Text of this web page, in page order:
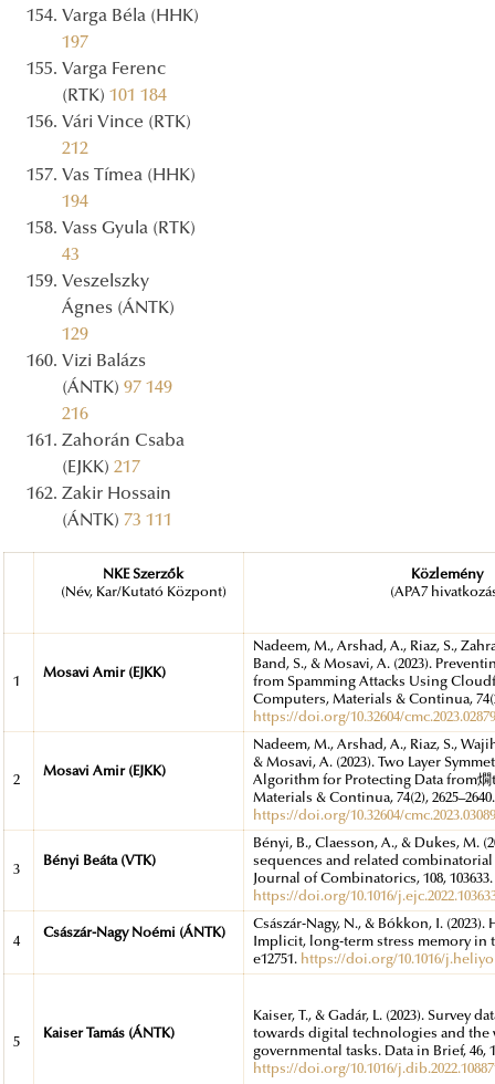
Varga Béla (HHK)
197
Varga Ferenc
(RTK) 101 184
Vári Vince (RTK)
212
Vas Tímea (HHK)
194
Vass Gyula (RTK)
43
Veszelszky
Ágnes (ÁNTK)
129
Vizi Balázs
(ÁNTK) 97 149
216
Zahorán Csaba
(EJKK) 217
Zakir Hossain
(ÁNTK) 73 111
NKE Szerzők
(Név, Kar/Kutató Központ)
Közlemény
(APA7
1
Mosavi Amir (EJKK)
Nadeem, M., Arshad, A., Riaz, S.,
Band, S., & Mosavi, A. (2023).
from Spamming Attacks Using
Computers, Materials & Continua,
https://doi.org/10.32604/
2
Mosavi Amir (EJKK)
Nadeem, M., Arshad, A., Riaz, S.,
& Mosavi, A. (2023). Two Layer
Algorithm for Protecting Data from燗
Materials & Continua, 74(2), 2625–2640.
https://doi.org/10.32604/
3
Bényi Beáta (VTK)
Bényi, B., Claesson, A., & Dukes, M.
sequences and related
Journal of Combinatorics, 108, 103633.
https://doi.org/10.1016/
4
Császár-Nagy Noémi (ÁNTK)
Császár-Nagy, N., & Bókkon, I.
Implicit, long-term stress memory in
e12751. https://doi.org/10.1016/
5
Kaiser Tamás (ÁNTK)
Kaiser, T., & Gadár, L. (2023). Survey
towards digital technologies and the
governmental tasks. Data in Brief, 46,
https://doi.org/10.1016/